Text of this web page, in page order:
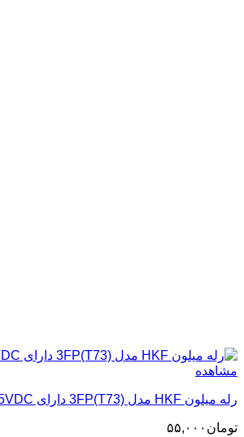
مشاهده
رله میلون HKF مدل 3FP(T73) دارای 5VDC و10 آمپر 5 پین
تومان ۵۵,۰۰۰